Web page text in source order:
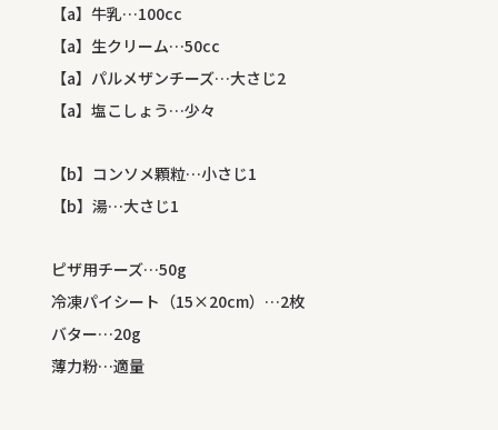
【a】牛乳…100cc
【a】生クリーム…50cc
【a】パルメザンチーズ…大さじ2
【a】塩こしょう…少々
【b】コンソメ顆粒…小さじ1
【b】湯…大さじ1
ピザ用チーズ…50g
冷凍パイシート（15×20cm）…2枚
バター…20g
薄力粉…適量